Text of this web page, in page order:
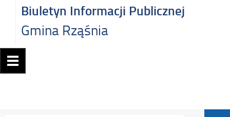
Biuletyn Informacji Publicznej
Gmina Rząśnia